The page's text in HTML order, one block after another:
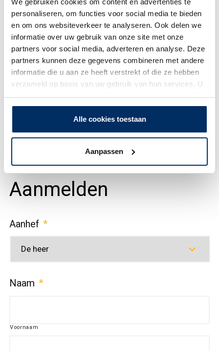
personaliseren, om functies voor social media te bieden
en om ons websiteverkeer te analyseren. Ook delen we
informatie over uw gebruik van onze site met onze
partners voor social media, adverteren en analyse. Deze
partners kunnen deze gegevens combineren met andere
informatie die u aan ze heeft verstrekt of die ze hebben
verzameld op basis van uw gebruik van hun services. U
gaat akkoord met onze cookies als u onze website blijft
gebruiken.
Alle cookies toestaan
Aanpassen
Odette Struycken
Manager Crowe Vitaal
HR Services
Aanmelden
Aanhef *
Naam *
Voornaam